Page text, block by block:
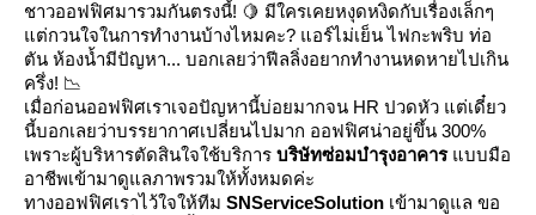
ชาวออฟฟิศมารวมกันตรงนี้! 🍋 มีใครเคยหงุดหงิดกับเรื่องเล็กๆ
ต่กวนใจในการทำงานบ้างไหมคะ? แอร์ไม่เย็น ไฟกะพริบ ท่อ
ตัน ห้องน้ำมีปัญหา... บอกเลยว่าฟีลลิ่งอยากทำงานหดหายไปเกิน
ครึ่ง! 📉
เมื่อก่อนออฟฟิศเราเจอปัญหานี้บ่อยมากจน HR ปวดหัว แต่เดี๋ยว
นี้บอกเลยว่าบรรยากาศเปลี่ยนไปมาก ออฟฟิศน่าอยู่ขึ้น 300%
เพราะผู้บริหารตัดสินใจใช้บริการ บริษัทซ่อมบำรุงอาคารบบมือ
อาชีพเข้ามาดูแลภาพรวมให้ทั้งหมดค่ะ
ทางออฟฟิศเราไว้ใจให้ทีม SNServiceSolution เข้ามาดูแล ขอ